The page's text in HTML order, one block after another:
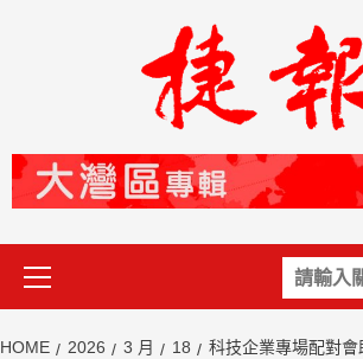
關
鍵
Primary
Menu
HOME 2026 3 月 18
科技企業專場配對